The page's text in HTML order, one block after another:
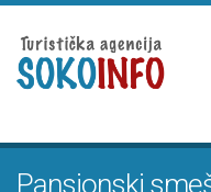
Pansionski